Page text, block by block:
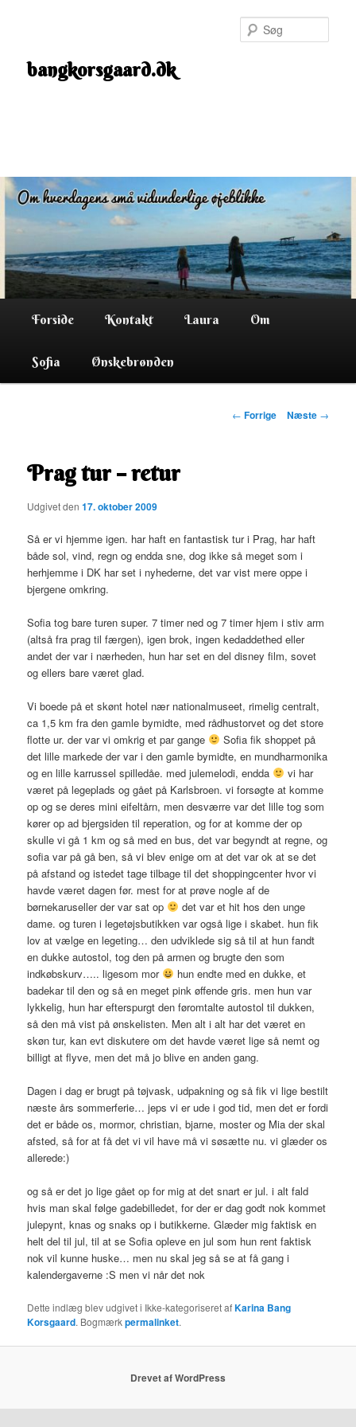
indholdbangkorsgaard.dk
Forside Kontakt Laura Om
Sofia Ønskebrønden
Indlægsnavigation
← Forrige Næste →
Prag tur – retur
Udgivet den17. oktober 2009
Så er vi hjemme igen. har haft en fantastisk tur i Prag, har haft
både sol, vind, regn og endda sne, dog ikke så meget som i
herhjemme i DK har set i nyhederne, det var vist mere oppe i
bjergene omkring.
Sofia tog bare turen super. 7 timer ned og 7 timer hjem i stiv arm
(altså fra prag til færgen), igen brok, ingen kedaddethed eller
andet der var i nærheden, hun har set en del disney film, sovet
og ellers bare været glad.
Vi boede på et skønt hotel nær nationalmuseet, rimelig centralt,
ca 1,5 km fra den gamle bymidte, med rådhustorvet og det store
flotte ur. der var vi omkrig et par gange
Sofia fik shoppet på
det lille markede der var i den gamle bymidte, en mundharmonika
og en lille karrussel spilledåe. med julemelodi, endda
vi har
været på legeplads og gået på Karlsbroen. vi forsøgte at komme
op og se deres mini eifeltårn, men desværre var det lille tog som
kører op ad bjergsiden til reperation, og for at komme der op
skulle vi gå 1 km og så med en bus, det var begyndt at regne, og
sofia var på gå ben, så vi blev enige om at det var ok at se det
på afstand og istedet tage tilbage til det shoppingcenter hvor vi
havde været dagen før. mest for at prøve nogle af de
børnekaruseller der var sat op
det var et hit hos den unge
dame. og turen i legetøjsbutikken var også lige i skabet. hun fik
lov at vælge en legeting… den udviklede sig så til at hun fandt
en dukke autostol, tog den på armen og brugte den som
indkøbskurv….. ligesom mor
hun endte med en dukke, et
badekar til den og så en meget pink øffende gris. men hun var
lykkelig, hun har efterspurgt den føromtalte autostol til dukken,
så den må vist på ønskelisten. Men alt i alt har det været en
skøn tur, kan evt diskutere om det havde været lige så nemt og
billigt at flyve, men det må jo blive en anden gang.
Dagen i dag er brugt på tøjvask, udpakning og så fik vi lige bestilt
næste års sommerferie… jeps vi er ude i god tid, men det er fordi
det er både os, mormor, christian, bjarne, moster og Mia der skal
afsted, så for at få det vi vil have må vi søsætte nu. vi glæder os
allerede:)
og så er det jo lige gået op for mig at det snart er jul. i alt fald
hvis man skal følge gadebilledet, for der er dag godt nok kommet
julepynt, knas og snaks op i butikkerne. Glæder mig faktisk en
helt del til jul, til at se Sofia opleve en jul som hun rent faktisk
nok vil kunne huske… men nu skal jeg så se at få gang i
kalendergaverne :S men vi når det nok
Dette indlæg blev udgivet i Ikke-kategoriseret afKarina Bang
Korsgaard. Bogmærkpermalinket.
Drevet af WordPress